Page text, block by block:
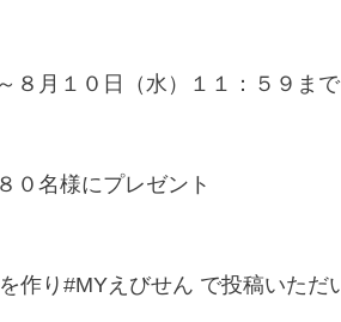
８月１０日（水）１１：５９まで
０名様にプレゼント
作り#MYえびせん で投稿いた